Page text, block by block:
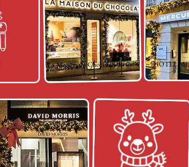
HOTEL
La Maison du Chocolat - Paris 9e